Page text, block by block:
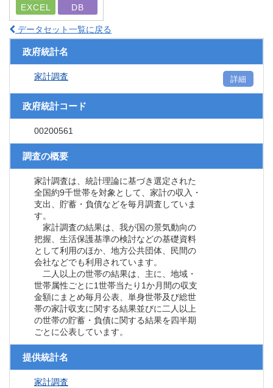
EXCEL DB
データセット一覧に戻る
政府統計名
家計調査 詳細
政府統計コード
00200561
調査の概要
家計調査は、統計理論に基づき選定された
全国約9千世帯を対象として、家計の収入・
支出、貯蓄・負債などを毎月調査していま
す。
家計調査の結果は、我が国の景気動向の
把握、生活保護基準の検討などの基礎資料
として利用のほか、地方公共団体、民間の
会社などでも利用されています。
二人以上の世帯の結果は、主に、地域・
世帯属性ごとに1世帯当たり1か月間の収支
金額にまとめ毎月公表、単身世帯及び総世
帯の家計収支に関する結果並びに二人以上
の世帯の貯蓄・負債に関する結果を四半期
ごとに公表しています。
提供統計名
家計調査